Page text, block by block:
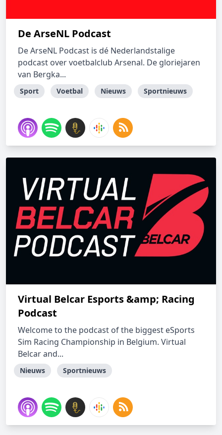
De ArseNL Podcast
De ArseNL Podcast is dé Nederlandstalige
podcast over voetbalclub Arsenal. De gloriejaren
van Bergka...
Sport Voetbal Nieuws Sportnieuws
Virtual Belcar Esports &amp; Racing
Podcast
Welcome to the podcast of the biggest eSports
Sim Racing Championship in Belgium. Virtual
Belcar and...
Nieuws Sportnieuws